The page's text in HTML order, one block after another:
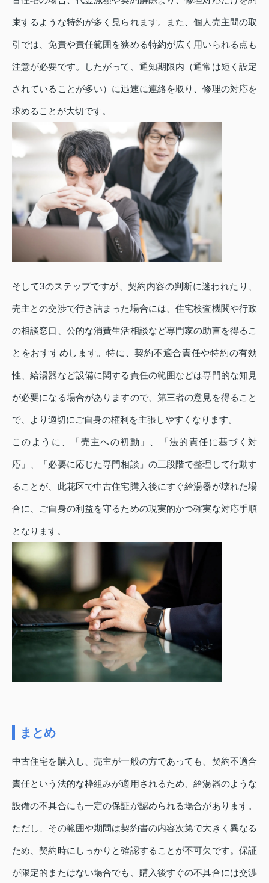
束するような特約が多く見られます。また、個人売主間の取
引では、免責や責任範囲を狭める特約が広く用いられる点も
注意が必要です。したがって、通知期限内（通常は短く設定
されていることが多い）に迅速に連絡を取り、修理の対応を
求めることが大切です。
そして3のステップですが、契約内容の判断に迷われたり、
売主との交渉で行き詰まった場合には、住宅検査機関や行政
の相談窓口、公的な消費生活相談など専門家の助言を得るこ
とをおすすめします。特に、契約不適合責任や特約の有効
性、給湯器など設備に関する責任の範囲などは専門的な知見
が必要になる場合がありますので、第三者の意見を得ること
で、より適切にご自身の権利を主張しやすくなります。
このように、「売主への初動」、「法的責任に基づく対
応」、「必要に応じた専門相談」の三段階で整理して行動す
ることが、此花区で中古住宅購入後にすぐ給湯器が壊れた場
合に、ご自身の利益を守るための現実的かつ確実な対応手順
となります。
まとめ
中古住宅を購入し、売主が一般の方であっても、契約不適合
責任という法的な枠組みが適用されるため、給湯器のような
設備の不具合にも一定の保証が認められる場合があります。
ただし、その範囲や期間は契約書の内容次第で大きく異なる
ため、契約時にしっかりと確認することが不可欠です。保証
が限定的またはない場合でも、購入後すぐの不具合には交渉